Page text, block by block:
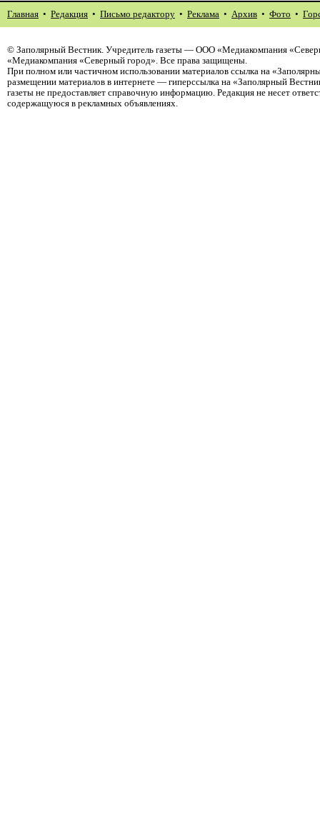
Главная • Редакция • Письмо редактору • Реклама • Архив • Фото •
© Заполярный Вестник. Учредитель газеты — ООО «Медиакомпания
«Медиакомпания «Северный город». Все права защищены.
При полном или частичном использовании материалов ссылка на
размещении материалов в интернете — гиперссылка на «Заполярный
газеты не предоставляет справочную информацию. Редакция не несет
содержащуюся в рекламных объявлениях.